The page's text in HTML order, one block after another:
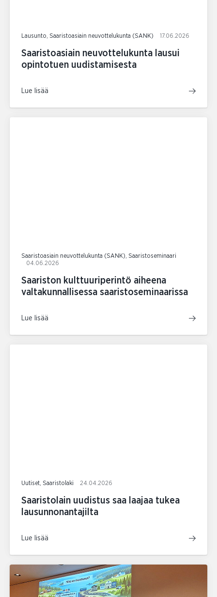
Lausunto, Saaristoasiain neuvottelukunta (SANK) 17.06.2026
Saaristoasiain neuvottelukunta lausui
opintotuen uudistamisesta
Lue lisää
Saaristoasiain neuvottelukunta (SANK), Saaristoseminaari
04.06.2026
Saariston kulttuuriperintö aiheena
valtakunnallisessa saaristoseminaarissa
Lue lisää
Uutiset, Saaristolaki 24.04.2026
Saaristolain uudistus saa laajaa tukea
lausunnonantajilta
Lue lisää